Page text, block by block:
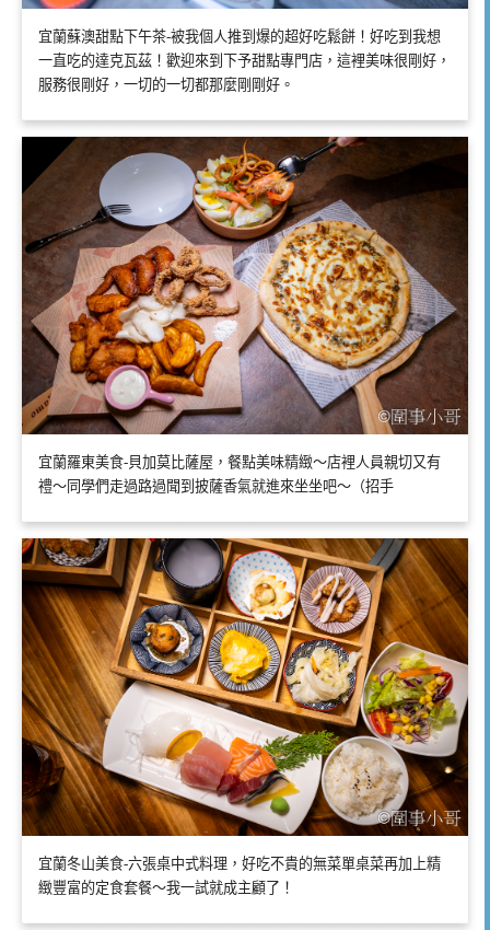
宜蘭蘇澳甜點下午茶-被我個人推到爆的超好吃鬆餅！好吃到我想
一直吃的達克瓦茲！歡迎來到下予甜點專門店，這裡美味很剛好，
服務很剛好，一切的一切都那麼剛剛好。
宜蘭羅東美食-貝加莫比薩屋，餐點美味精緻～店裡人員親切又有
禮～同學們走過路過聞到披薩香氣就進來坐坐吧～（招手
宜蘭冬山美食-六張桌中式料理，好吃不貴的無菜單桌菜再加上精
緻豐富的定食套餐～我一試就成主顧了！